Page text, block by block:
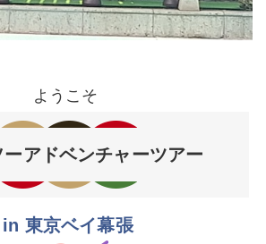
ようこそ
ーアドベンチャーツアー
in 東京ベイ幕張